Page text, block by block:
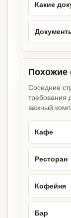
Какие
Похожие
Соседние
требования
важный
Кафе
Ресторан
Кофейня
Бар